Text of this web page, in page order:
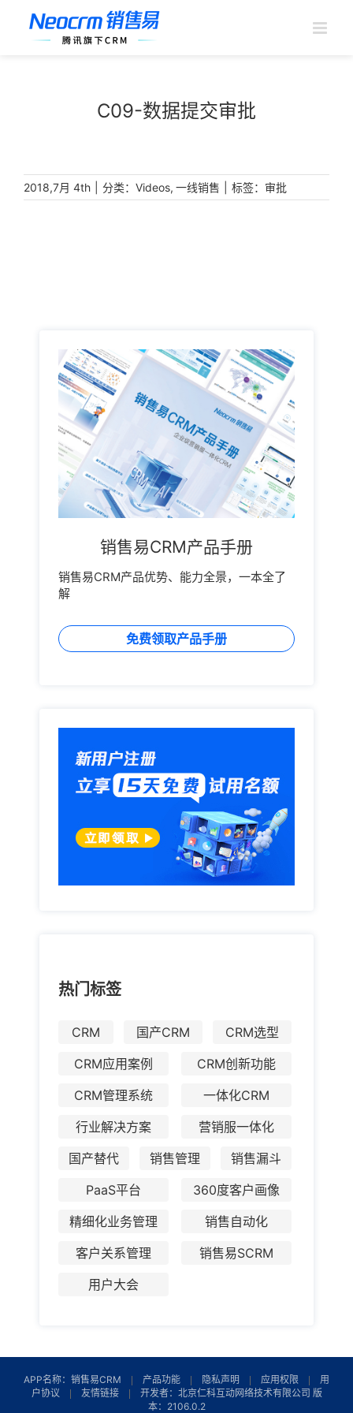
C09-数据提交审批
2018,7月 4th 分类： Videos, 一线销售 标签： 审批
销售易CRM产品手册
销售易CRM产品优势、能力全景，一本全了
解
免费领取产品手册
热门标签
CRM 国产CRM
CRM选型
CRM应用案例
CRM创新功能
CRM管理系统
一体化CRM
行业解决方案
营销服一体化
国产替代
销售管理
销售漏斗
PaaS平台
360度客户画像
精细化业务管理
销售自动化
客户关系管理
销售易SCRM
用户大会
APP名称：销售易CRM 产品功能 隐私声明 应用权限
用
户协议
友情链接
开发者：北京仁科互动网络技术有限公司 版
本：2106.0.2